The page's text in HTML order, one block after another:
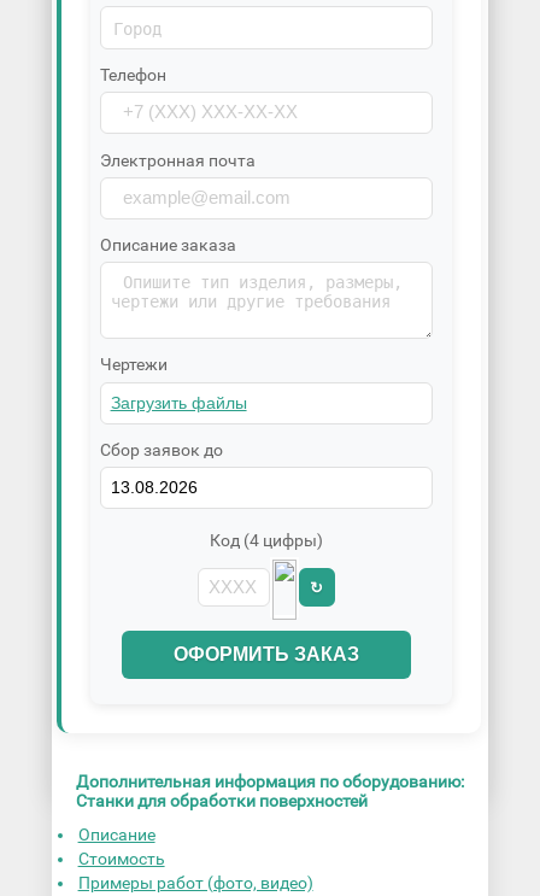
Телефон
Электронная почта
Описание заказа
Чертежи
Сбор заявок до
Код (4 цифры)
↻
ОФОРМИТЬ ЗАКАЗ
Дополнительная информация по оборудованию:
Станки для обработки поверхностей
Описание
Стоимость
Примеры работ (фото, видео)